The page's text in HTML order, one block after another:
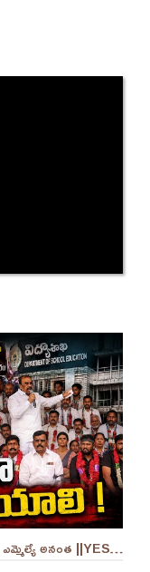
విద్యా శాఖ మంత్రి పదవి లోకేష్ రాజీనామా చేయాలీ.. ఎమ్మెల్యే అనంత ||YES 9TV